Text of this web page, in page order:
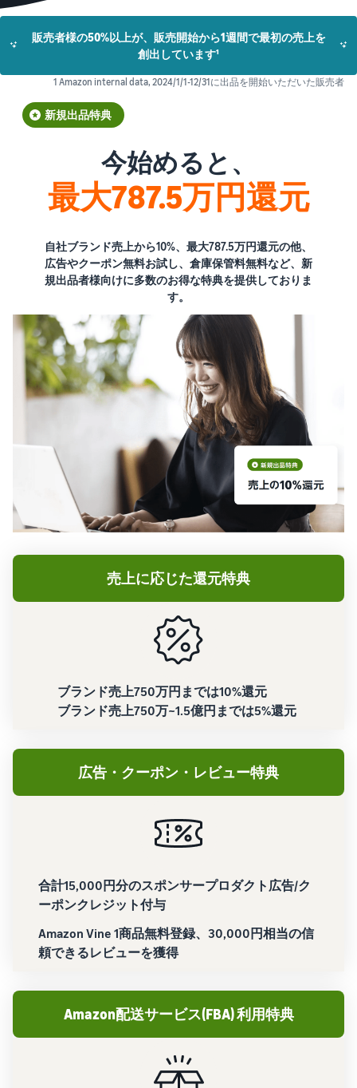
販売者様の50%以上が、販売開始から1週間で最初の売上を
創出しています¹
1 Amazon internal data, 2024/1/1-12/31に出品を開始いただいた販売者
新規出品特典
今始めると、
最大787.5万円還元
自社ブランド売上から10%、最大787.5万円還元の他、
広告やクーポン無料お試し、倉庫保管料無料など、新
規出品者様向けに多数のお得な特典を提供しておりま
す。
売上に応じた還元特典
ブランド売上750万円までは10%還元
ブランド売上750万~1.5億円までは5%還元
広告・クーポン・レビュー特典
合計15,000円分のスポンサープロダクト広告/ク
ーポンクレジット付与
Amazon Vine 1商品無料登録、30,000円相当の信
頼できるレビューを獲得
Amazon配送サービス(FBA) 利用特典